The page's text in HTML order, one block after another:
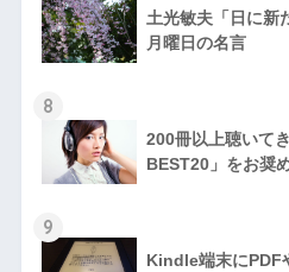
土光敏夫「日に新
月曜日の名言
8
200冊以上聴いて
BEST20」をお奨
9
Kindle端末にPDF